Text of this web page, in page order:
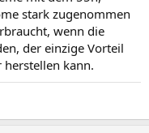
stark zugenommen
wenn die
der einzige Vorteil
herstellen kann.